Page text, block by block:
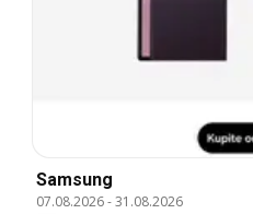
Samsung
07.08.2026-31.08.2026